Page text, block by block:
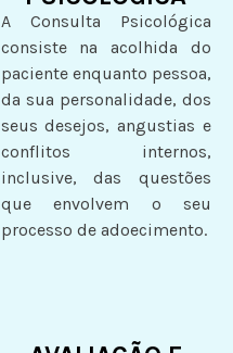
A Consulta Psicológica
consiste na acolhida do
paciente enquanto pessoa,
da sua personalidade, dos
seus desejos, angustias e
conflitos internos,
inclusive, das questões
que envolvem o seu
processo de adoecimento.